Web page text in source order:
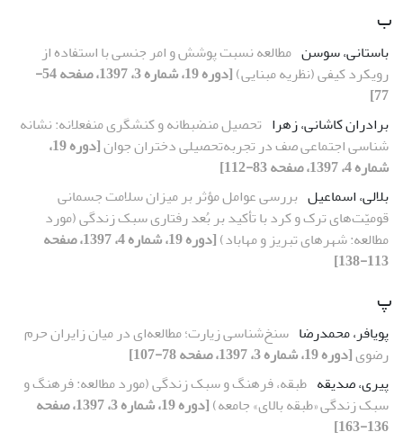
ب
باستانی، سوسن مطالعه نسبت پوشش و امر جنسی با استفاده از
رویکرد کیفی (نظریه مبنایی)
[دوره 19، شماره 3، 1397، صفحه 54-
77]
برادران کاشانی، زهرا تحصیل منضبطانه و کنشگری منفعلانه: نشانه
شناسی اجتماعی صف در تجربه‌تحصیلی دختران جوان
[دوره 19،
شماره 4، 1397، صفحه 83-112]
بلالی، اسماعیل بررسی عوامل مؤثر بر میزان سلامت جسمانی
قومیّت‌های ترک و کرد با تأکید بر بُعد رفتاری سبک زندگی (مورد
مطالعه: شهرهای تبریز و مهاباد)
[دوره 19، شماره 4، 1397، صفحه
113-138]
پ
پویافر، محمدرضا سنخ‌شناسی زیارت؛ مطالعه‌ای در میان زایران حرم
رضوی[دوره 19، شماره 3، 1397، صفحه 78-107]
پیری، صدیقه طبقه، فرهنگ و سبک زندگی (مورد مطالعه: فرهنگ و
سبک زندگی «طبقه بالای» جامعه)
[دوره 19، شماره 3، 1397، صفحه
136-163]